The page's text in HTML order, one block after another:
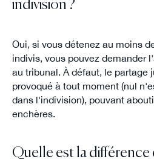
indivision ?
Oui, si vous détenez au moins
indivis, vous pouvez demander
au tribunal. À défaut, le partage
provoqué à tout moment (nul
dans l'indivision), pouvant
enchères.
Quelle est la